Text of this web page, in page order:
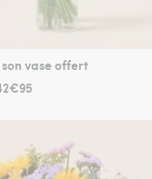
vase offert